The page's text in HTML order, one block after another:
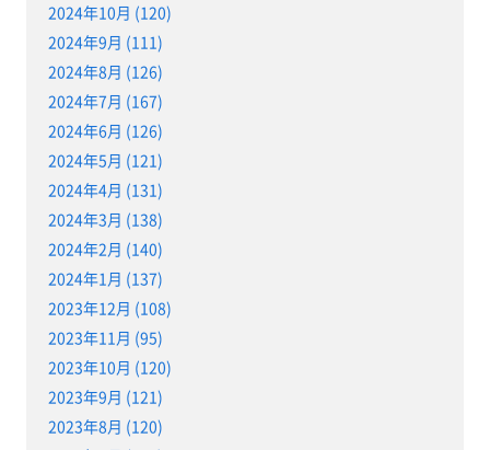
2024年10月 (120)
2024年9月 (111)
2024年8月 (126)
2024年7月 (167)
2024年6月 (126)
2024年5月 (121)
2024年4月 (131)
2024年3月 (138)
2024年2月 (140)
2024年1月 (137)
2023年12月 (108)
2023年11月 (95)
2023年10月 (120)
2023年9月 (121)
2023年8月 (120)